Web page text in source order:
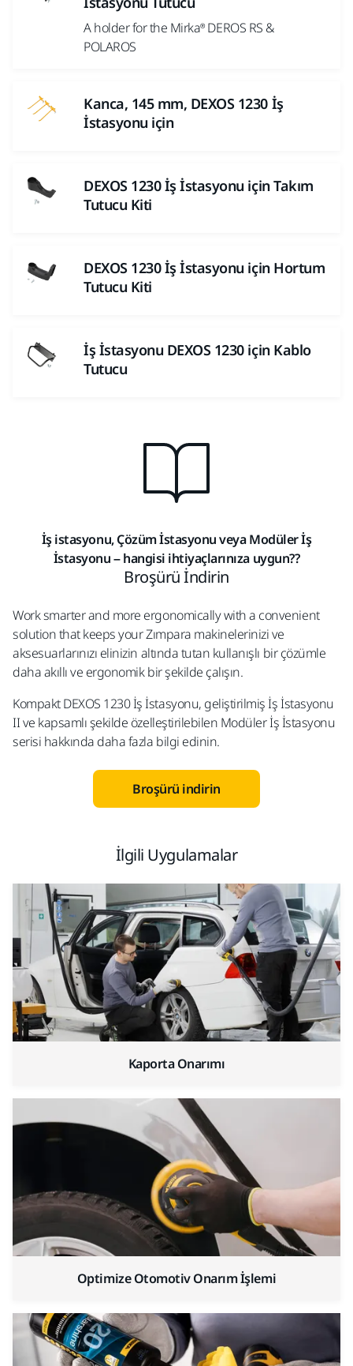
A holder for the Mirka® DEROS RS &
POLAROS
Kanca, 145 mm, DEXOS 1230 İş
İstasyonu için
DEXOS 1230 İş İstasyonu için Takım
Tutucu Kiti
DEXOS 1230 İş İstasyonu için Hortum
Tutucu Kiti
İş İstasyonu DEXOS 1230 için Kablo
Tutucu
İş istasyonu, Çözüm İstasyonu veya Modüler İş
İstasyonu – hangisi ihtiyaçlarınıza uygun??
Broşürü İndirin
Work smarter and more ergonomically with a convenient
solution that keeps your Zımpara makinelerinizi ve
aksesuarlarınızı elinizin altında tutan kullanışlı bir çözümle
daha akıllı ve ergonomik bir şekilde çalışın.
Kompakt DEXOS 1230 İş İstasyonu, geliştirilmiş İş İstasyonu
II ve kapsamlı şekilde özelleştirilebilen Modüler İş İstasyonu
serisi hakkında daha fazla bilgi edinin.
Broşürü indirin
İlgili Uygulamalar
Kaporta Onarımı
Optimize Otomotiv Onarım İşlemi